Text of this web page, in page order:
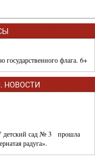
флага. 6+
НОВОСТИ
детский сад № 3 прошла
радуга».